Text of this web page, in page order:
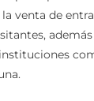
venta de